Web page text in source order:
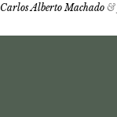
Carlos Alberto Machado &